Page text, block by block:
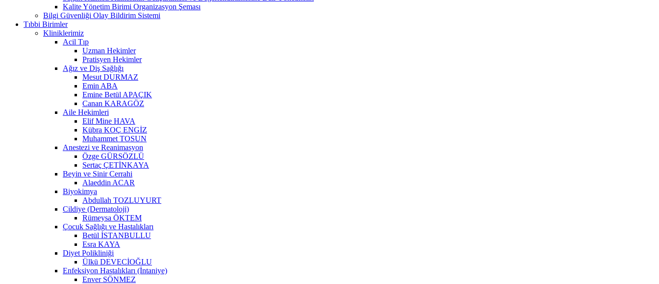
Kalite Yönetim Birimi Organizasyon Şeması
Bilgi Güvenliği Olay Bildirim Sistemi
Tıbbi Birimler
Kliniklerimiz
Acil Tıp
Uzman Hekimler
Pratisyen Hekimler
Ağız ve Diş Sağlığı
Mesut DURMAZ
Emin ABA
Emine Betül APAÇIK
Canan KARAGÖZ
Aile Hekimleri
Elif Mine HAVA
Kübra KOÇ ENGİZ
Muhammet TOSUN
Anestezi ve Reanimasyon
Özge GÜRSÖZLÜ
Sertaç ÇETİNKAYA
Beyin ve Sinir Cerrahi
Alaeddin ACAR
Biyokimya
Abdullah TOZLUYURT
Cildiye (Dermatoloji)
Rümeysa ÖKTEM
Çocuk Sağlığı ve Hastalıkları
Betül İSTANBULLU
Esra KAYA
Diyet Polikliniği
Ülkü DEVECİOĞLU
Enfeksiyon Hastalıkları (İntaniye)
Enver SÖNMEZ